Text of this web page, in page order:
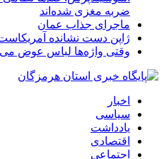
ضربه مغزی شده‌اند
ماجرای جذاب عمان
ژاپن دست نشانده
وقتی واژه‌ها لباس عوض
اخبار
سیاسی
یادداشت
اقتصادی
اجتماعی